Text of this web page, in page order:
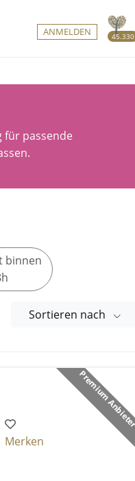
45.330
ANMELDEN
für passende
binnen
Sortieren nach
Premium Anbieter
Merken